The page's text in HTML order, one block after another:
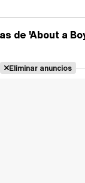
de 'About a
Eliminar anuncios